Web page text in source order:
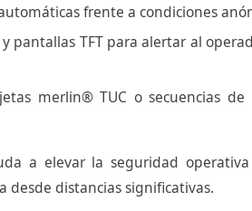
frente a condiciones
pantallas TFT para alertar al
merlin® TUC o secuencias
a elevar la seguridad
desde distancias significativas.